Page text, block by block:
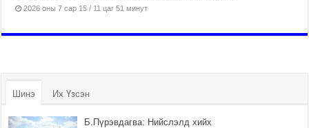
2026 оны 7 сар 15 / 11 цаг 51 минут
Шинэ Их Үзсэн
Б.Пүрэвдагва: Нийслэлд хийх